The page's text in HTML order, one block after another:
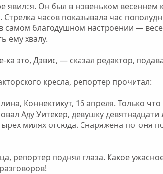
явился. Он был в новеньком весеннем
Стрелка часов показывала час
благодушном настроении —
ему хвалу.
ка это, Дэвис, — сказал редактор,
кресла, репортер прочитал:
Коннектикут, 16 апреля. Только
Аду Уитекер, девушку
милях отсюда. Снаряжена
репортер поднял глаза. Какое